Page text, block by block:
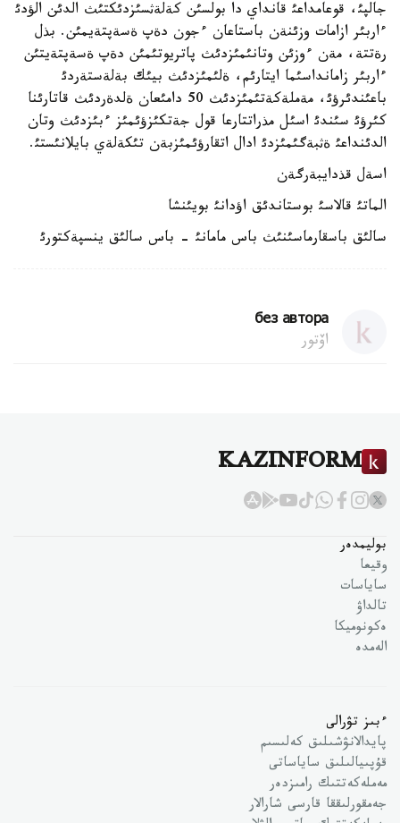
جالپئ، قوعامداعئ قانداي دا بولسئن كةلةثسئزدئكتئث الدئن الؤدئ
ءاربئر ازامات وزئنةن باستاعان ءجون دةپ ةسةپتةيمئن. بذل
رةتتة، مةن ءوزئن وتانئمئزدئث پاتريوتئمئن دةپ ةسةپتةيتئن
ءاربئر زامانداسئما ايتارئم، ةلئمئزدئث بيئك بةلةستةردئ
باعئندئرؤئ، مةملةكةتئمئزدئث 50 دامئعان ةلدةردئث قاتارئنا
كئرؤئ سئندئ اسئل مذراتتارعا قول جةتكئزؤئمئز ءبئزدئث وتان
الدئنداعئ ةثبةگئمئزدئ ادال اتقارؤئمئزبةن تئكةلةي بايلانئستئ.
اسةل قذدايبةرگةن
الماتئ قالاسئ بوستاندئق اؤدانئ بويئنشا
سالئق باسقارماسئنئث باس مامانئ - باس سالئق ينسپةكتورئ
без автора
اۆتور
KAZINFORM
بوليمدەر
وقيعا
ساياسات
تالداۋ
ەكونوميكا
الەمدە
ءبىز تۋرالى
پايدالانۋشىلىق كەلىسىم
قۇپىيالىلىق ساياساتى
مەملەكەتتىك رامىزدەر
جەمقورلىققا قارسى شارالار